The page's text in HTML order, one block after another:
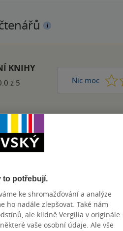
KNIHY
z 5 Nic moc 1 2
potřebují.
ke shromažďování a analýze
ho nadále zlepšovat. Také nám
ale klidně Vergilia v originále.
vaše osobní údaje. Ale vše